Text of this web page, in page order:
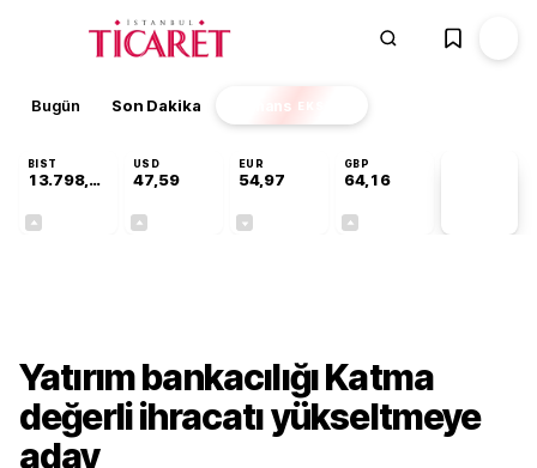
Bugün Son Dakika Finans EKSTRA
BIST
13.798,82
USD
47,59
EUR
54,97
GBP
64,16
Yatırım bankacılığı Katma
değerli ihracatı yükseltmeye
aday